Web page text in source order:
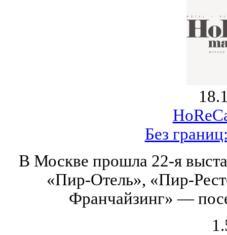
Без
В Москве прошла 22-я
«Пир-Отель», «Пир-
Франчайзинг» —